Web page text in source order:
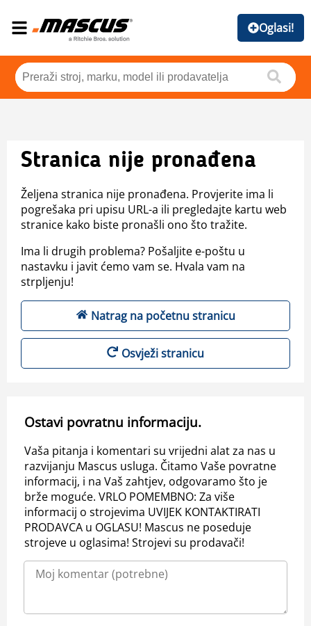
Oglasi!
Stranica nije pronađena
Željena stranica nije pronađena. Provjerite ima li
pogrešaka pri upisu URL-a ili pregledajte kartu web
stranice kako biste pronašli ono što tražite.
Ima li drugih problema? Pošaljite e-poštu u
nastavku i javit ćemo vam se. Hvala vam na
strpljenju!
Natrag na početnu stranicu
Osvježi stranicu
Ostavi povratnu informaciju.
Vaša pitanja i komentari su vrijedni alat za nas u
razvijanju Mascus usluga. Čitamo Vaše povratne
informacij, i na Vaš zahtjev, odgovaramo što je
brže moguće. VRLO POMEMBNO: Za više
informacij o strojevima UVIJEK KONTAKTIRATI
PRODAVCA u OGLASU! Mascus ne poseduje
strojeve u oglasima! Strojevi su prodavači!